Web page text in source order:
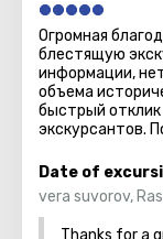
Огромная
блестящую
информации,
объема
быстрый
экскурсантов.
Date of
vera suvorov,
Thanks for a